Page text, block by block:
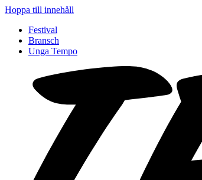
Hoppa till innehåll
Festival
Bransch
Unga Tempo